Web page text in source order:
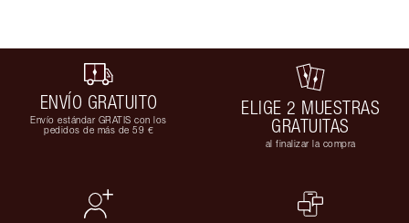
ENVÍO GRATUITO
Envío estándar GRATIS con los
pedidos de más de 59 €
ELIGE 2 MUESTRAS
GRATUITAS
al finalizar la compra